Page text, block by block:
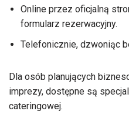
Online przez oficjalną
formularz rezerwacyjny.
Telefonicznie, dzwoniąc
Dla osób planujących
imprezy, dostępne są
cateringowej.